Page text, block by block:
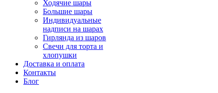
Ходячие шары
Большие шары
Индивидуальные
надписи на шарах
Гирлянда из шаров
Свечи для торта и
хлопушки
Доставка и оплата
Контакты
Блог